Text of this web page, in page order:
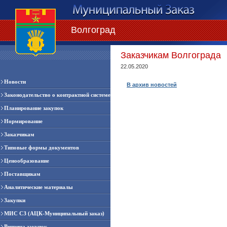
Волгоград
Новости
Законодательство о контрактной системе
Планирование закупок
Нормирование
Заказчикам
Типовые формы документов
Ценообразование
Поставщикам
Аналитические материалы
Закупки
МИС СЗ (АЦК-Муниципальный заказ)
Заказчикам Волгограда
22.05.2020
В архив новостей